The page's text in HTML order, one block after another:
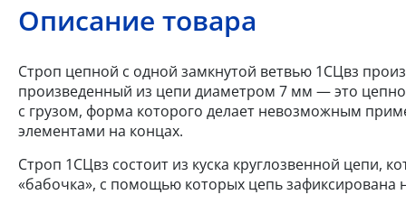
Описание товара
Строп цепной с одной замкнутой ветвью 1СЦвз
произведенный из цепи диаметром 7 мм — это
с грузом, форма которого делает невозможным
элементами на концах.
Строп 1СЦвз состоит из куска круглозвенной цепи,
«бабочка», с помощью которых цепь зафиксирована